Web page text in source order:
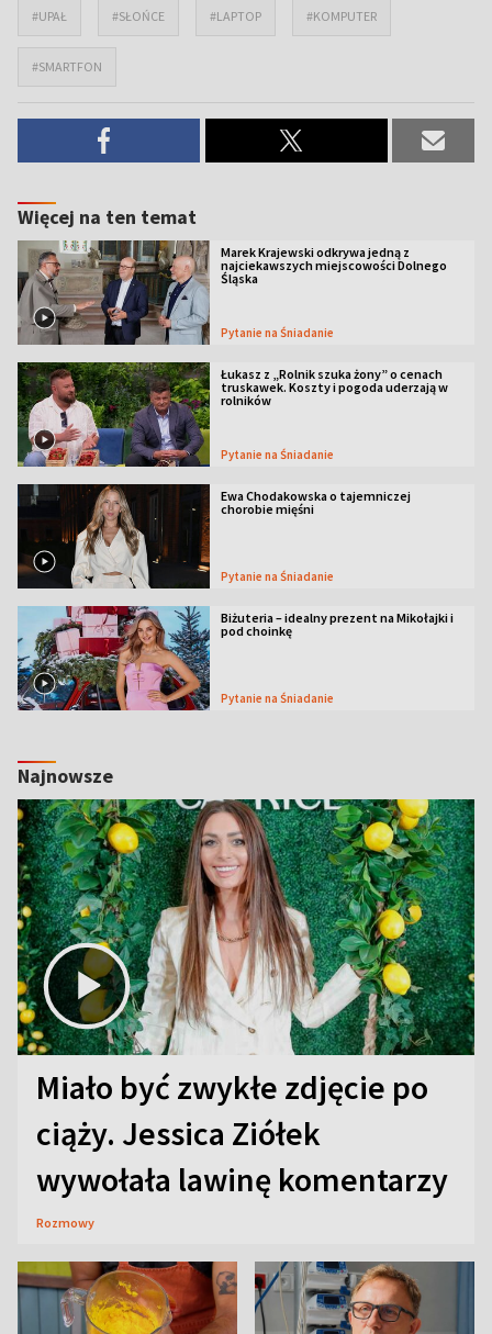
#UPAŁ #SŁOŃCE #LAPTOP #KOMPUTER
#SMARTFON
Więcej na ten temat
Marek Krajewski odkrywa jedną z
najciekawszych miejscowości Dolnego
Śląska
Pytanie na Śniadanie
Łukasz z „Rolnik szuka żony” o cenach
truskawek. Koszty i pogoda uderzają w
rolników
Pytanie na Śniadanie
Ewa Chodakowska o tajemniczej
chorobie mięśni
Pytanie na Śniadanie
Biżuteria – idealny prezent na Mikołajki i
pod choinkę
Pytanie na Śniadanie
Najnowsze
Miało być zwykłe zdjęcie po
ciąży. Jessica Ziółek
wywołała lawinę komentarzy
Rozmowy